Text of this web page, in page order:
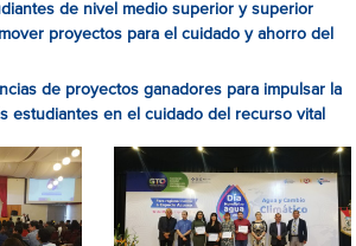
de nivel medio superior y superior
proyectos para el cuidado y ahorro del
de proyectos ganadores para impulsar la
estudiantes en el cuidado del recurso vital